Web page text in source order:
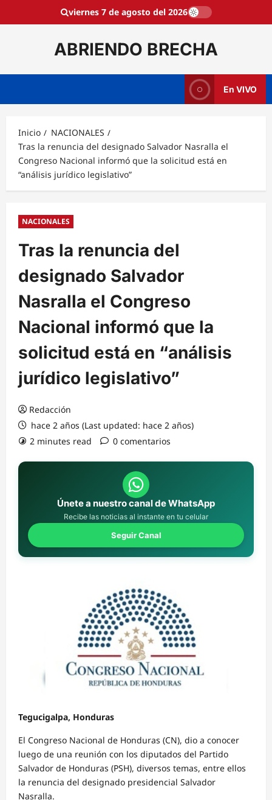
viernes 7 de agosto del 2026
ABRIENDO BRECHA
En VIVO
Inicio
NACIONALES
Tras la renuncia del designado Salvador Nasralla el
Congreso Nacional informó que la solicitud está en
“análisis jurídico legislativo”
NACIONALES
Tras la renuncia del
designado Salvador
Nasralla el Congreso
Nacional informó que la
solicitud está en “análisis
jurídico legislativo”
Redacción
hace 2 años (Last updated: hace 2 años)
2 minutes read
0 comentarios
Únete a nuestro canal de WhatsApp
Recibe las noticias al instante en tu celular
Seguir Canal
Tegucigalpa, Honduras
El Congreso Nacional de Honduras (CN), dio a conocer
luego de una reunión con los diputados del Partido
Salvador de Honduras (PSH), diversos temas, entre ellos
la renuncia del designado presidencial Salvador
Nasralla.